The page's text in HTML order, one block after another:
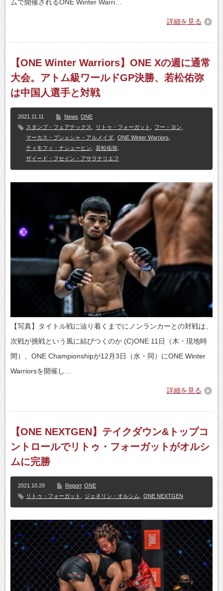
ムで開催されるONE Winter Warri…
詳細を見る
【ONE Winter Warriors】ONE Xの週に通常
大会。アトム級ワールドGP決勝、若松佑弥
は中国人選手と対戦
2021.11.11 News ONE
スタンプ・フェアテックス
リトゥ・フォーガット フー・ヨン
マーカス・ブシェシャ・アルメイダ
ONE Winter Warriors
ティモフィ・ナシューヒン
若松佑弥
ザイード・フセイン・アサラナリエフ
【写真】タイトル戦に辿り着くまでにノンランカーとの対戦は、
次戦が挑戦という風に結びつくのか (C)ONE 11日（木・現地時
間）、ONE Championshipが12月3日（水・同）にONE Winter
Warriorsを開催し…
詳細を見る
【ONE NEXTGEN】テイクダウン&トップコ
ントロールでリトゥ・フォーガットがオルシ
ムに完勝
2021.10.29 Report ONE
リトゥ・フォーガット
ジェネリン・オルシム ONE NEXTGEN